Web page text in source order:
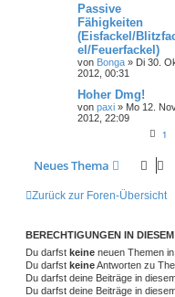
Passive
Fähigkeiten
(Eisfackel/
el/Feuerfackel)
von Bonga » Di 30.
2012, 00:31
Hoher Dmg!
von paxi » Mo 12.
2012, 22:09
1
Neues Thema
Zurück zur Foren-Übersicht
BERECHTIGUNGEN IN
Du darfst keine neuen Themen
Du darfst keineAntworten zu
Du darfst deine Beiträge in
Du darfst deine Beiträge in